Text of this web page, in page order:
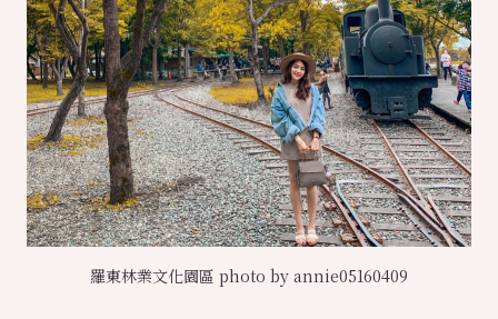
羅東林業文化園區 photo by annie05160409